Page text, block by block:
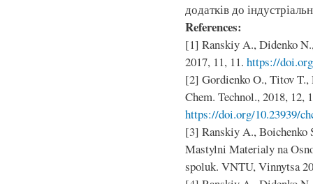
додатків до
References:
[1] Ranskiy A., Didenko
2017, 11, 11. https://
[2] Gordienko O., Titov T.,
Chem. Technol., 2018, 12,
https://doi.org/10.23939/
[3] Ranskiy A., Boichenko
Mastylni Materialy na
spoluk. VNTU, Vinnytsa